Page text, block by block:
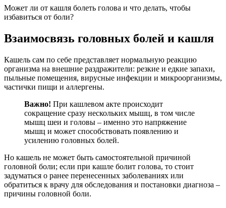
Может ли от кашля болеть голова и что делать, чтобы
избавиться от боли?
Взаимосвязь головных болей и кашля
Кашель сам по себе представляет нормальную реакцию
организма на внешние раздражители: резкие и едкие запахи,
пыльные помещения, вирусные инфекции и микроорганизмы,
частички пищи и аллергены.
Важно! При кашлевом акте происходит
сокращение сразу нескольких мышц, в том числе
мышц шеи и головы – именно это напряжение
мышц и может способствовать появлению и
усилению головных болей.
Но кашель не может быть самостоятельной причиной
головной боли; если при кашле болит голова, то стоит
задуматься о ранее перенесенных заболеваниях или
обратиться к врачу для обследования и постановки диагноза –
причины головной боли.